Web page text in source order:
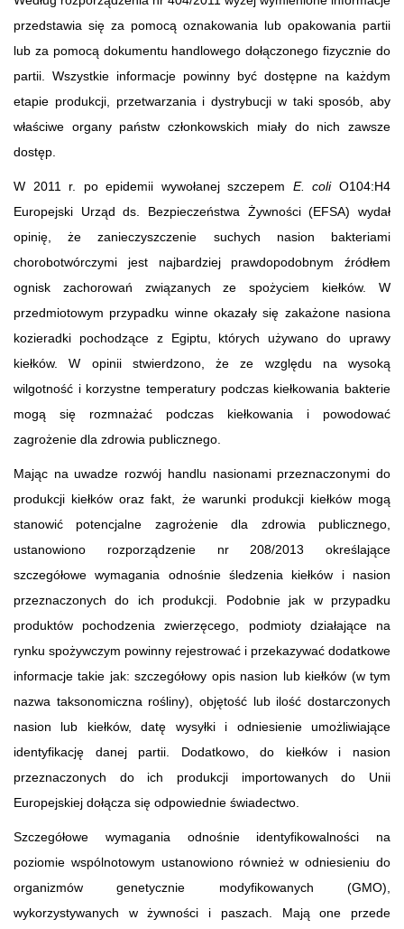
przedstawia się za pomocą oznakowania lub opakowania partii
lub za pomocą dokumentu handlowego dołączonego fizycznie do
partii. Wszystkie informacje powinny być dostępne na każdym
etapie produkcji, przetwarzania i dystrybucji w taki sposób, aby
właściwe organy państw członkowskich miały do nich zawsze
dostęp.
W 2011 r. po epidemii wywołanej szczepem E. coliO104:H4
Europejski Urząd ds. Bezpieczeństwa Żywności (EFSA) wydał
opinię, że zanieczyszczenie suchych nasion bakteriami
chorobotwórczymi jest najbardziej prawdopodobnym źródłem
ognisk zachorowań związanych ze spożyciem kiełków. W
przedmiotowym przypadku winne okazały się zakażone nasiona
kozieradki pochodzące z Egiptu, których używano do uprawy
kiełków. W opinii stwierdzono, że ze względu na wysoką
wilgotność i korzystne temperatury podczas kiełkowania bakterie
mogą się rozmnażać podczas kiełkowania i powodować
zagrożenie dla zdrowia publicznego.
Mając na uwadze rozwój handlu nasionami przeznaczonymi do
produkcji kiełków oraz fakt, że warunki produkcji kiełków mogą
stanowić potencjalne zagrożenie dla zdrowia publicznego,
ustanowiono rozporządzenie nr 208/2013 określające
szczegółowe wymagania odnośnie śledzenia kiełków i nasion
przeznaczonych do ich produkcji. Podobnie jak w przypadku
produktów pochodzenia zwierzęcego, podmioty działające na
rynku spożywczym powinny rejestrować i przekazywać dodatkowe
informacje takie jak: szczegółowy opis nasion lub kiełków (w tym
nazwa taksonomiczna rośliny), objętość lub ilość dostarczonych
nasion lub kiełków, datę wysyłki i odniesienie umożliwiające
identyfikację danej partii. Dodatkowo, do kiełków i nasion
przeznaczonych do ich produkcji importowanych do Unii
Europejskiej dołącza się odpowiednie świadectwo.
Szczegółowe wymagania odnośnie identyfikowalności na
poziomie wspólnotowym ustanowiono również w odniesieniu do
organizmów genetycznie modyfikowanych (GMO),
wykorzystywanych w żywności i paszach. Mają one przede